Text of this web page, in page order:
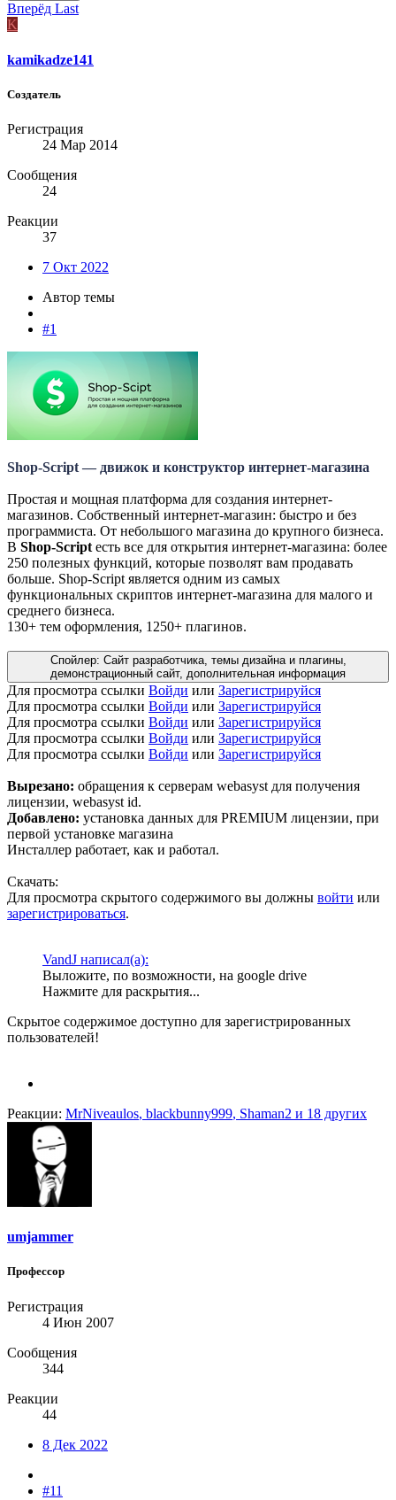
Вперёд Last
K
kamikadze141
Создатель
Регистрация
24 Мар 2014
Сообщения
24
Реакции
37
7 Окт 2022
Автор темы
#1
Shop-Script — движок и конструктор интернет-магазина
Простая и мощная платформа для создания интернет-
магазинов. Собственный интернет-магазин: быстро и без
программиста. От небольшого магазина до крупного бизнеса.
В Shop-Script есть все для открытия интернет-магазина: более
250 полезных функций, которые позволят вам продавать
больше. Shop-Script является одним из самых
функциональных скриптов интернет-магазина для малого и
среднего бизнеса.
130+ тем оформления, 1250+ плагинов.
Спойлер: Сайт разработчика, темы дизайна и плагины,
демонстрационный сайт, дополнительная информация
Для просмотра ссылки Войди или Зарегистрируйся
Для просмотра ссылки Войди или Зарегистрируйся
Для просмотра ссылки Войди или Зарегистрируйся
Для просмотра ссылки Войди или Зарегистрируйся
Для просмотра ссылки Войди или Зарегистрируйся
Вырезано: обращения к серверам webasyst для получения
лицензии, webasyst id.
Добавлено: установка данных для PREMIUM лицензии, при
первой установке магазина
Инсталлер работает, как и работал.
Скачать:
Для просмотра скрытого содержимого вы должны войти или
зарегистрироваться.
VandJ написал(а):
Выложите, по возможности, на google drive
Нажмите для раскрытия...
Скрытое содержимое доступно для зарегистрированных
пользователей!
Реакции: MrNiveaulos, blackbunny999, Shaman2 и 18 других
umjammer
Профессор
Регистрация
4 Июн 2007
Сообщения
344
Реакции
44
8 Дек 2022
#11